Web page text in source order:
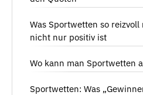
Was Sportwetten so
nicht nur positiv ist
Wo kann man Sportwetten
Sportwetten: Was